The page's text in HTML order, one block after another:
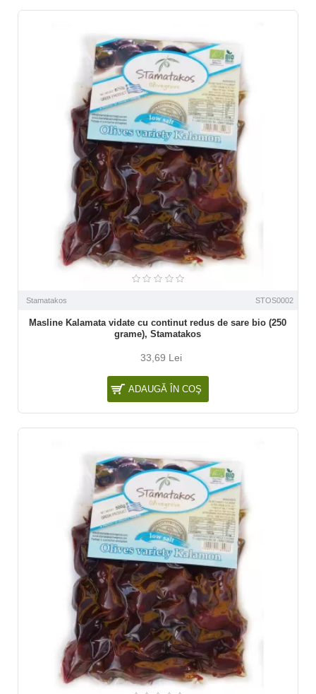
Stamatakos STOS0002
Masline Kalamata vidate cu continut redus de sare bio (250
grame), Stamatakos
33,69 Lei
ADAUGĂ ÎN COŞ